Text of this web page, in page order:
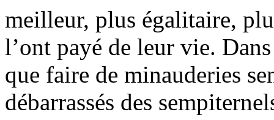
meilleur, plus égalitaire,
l’ont payé de leur vie.
que faire de minauderies
débarrassés des